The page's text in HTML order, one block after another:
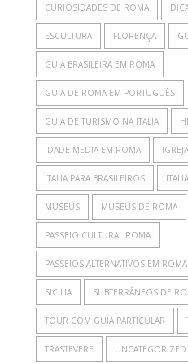
CURIOSIDADES DE ROMA
ESCULTURA FLORENÇA
GUIA BRASILEIRA EM ROMA
GUIA DE ROMA EM PORTUGUÊS
GUIA DE TURISMO NA ITALIA
IDADE MEDIA EM ROMA
ITALIA PARA BRASILEIROS
MUSEUS MUSEUS DE ROMA
PASSEIO CULTURAL ROMA
PASSEIOS ALTERNATIVOS EM ROMA
SICILIA SUBTERRÂNEOS DE
TOUR COM GUIA PARTICULAR
TRASTEVERE UNCATEGORIZED